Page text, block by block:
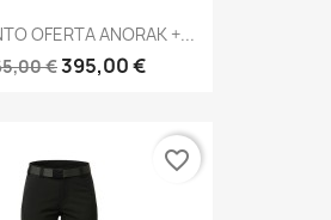
OFERTA ANORAK +...
€395,00 €
favorite_border